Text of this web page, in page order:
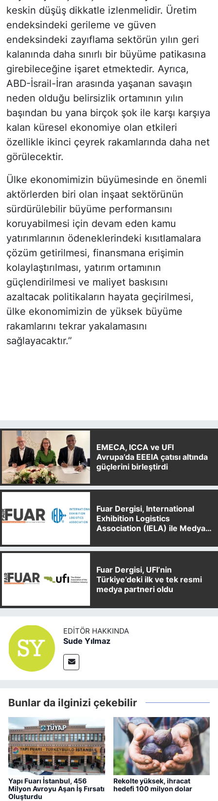
keskin düşüş dikkatle izlenmelidir. Üretim
endeksindeki gerileme ve güven
endeksindeki zayıflama sektörün yılın geri
kalanında daha sınırlı bir büyüme patikasına
girebileceğine işaret etmektedir. Ayrıca,
ABD-İsrail-İran arasında yaşanan savaşın
neden olduğu belirsizlik ortamının yılın
başından bu yana birçok şok ile karşı karşıya
kalan küresel ekonomiye olan etkileri
özellikle ikinci çeyrek rakamlarında daha net
görülecektir.
Ülke ekonomimizin büyümesinde en önemli
aktörlerden biri olan inşaat sektörünün
sürdürülebilir büyüme performansını
koruyabilmesi için devam eden kamu
yatırımlarının ödeneklerindeki kısıtlamalara
çözüm getirilmesi, finansmana erişimin
kolaylaştırılması, yatırım ortamının
güçlendirilmesi ve maliyet baskısını
azaltacak politikaların hayata geçirilmesi,
ülke ekonomimizin de yüksek büyüme
rakamlarını tekrar yakalamasını
sağlayacaktır.”
EMECA, ICCA ve UFI
Avrupa’da EEEIA çatısı altında
güçlerini birleştirdi
Fuar Dergisi, International
Exhibition Logistics
Association (IELA) ile Medya
Fuar Dergisi, UFI’nin
Türkiye’deki ilk ve tek resmi
medya partneri oldu
EDITÖR HAKKINDA
Sude Yılmaz
Bunlar da ilginizi çekebilir
Yapı Fuarı İstanbul, 456
Milyon Avroyu Aşan İş Fırsatı
Oluşturdu
Rekolte yüksek, ihracat
hedefi 100 milyon dolar